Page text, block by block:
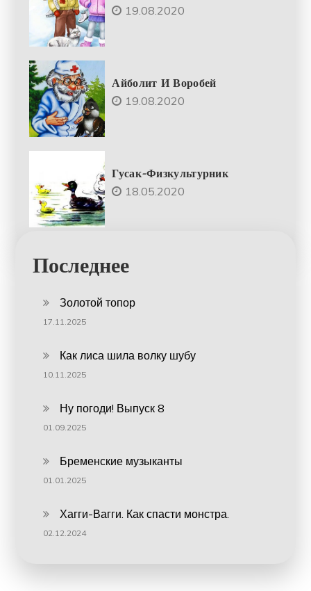
19.08.2020
Айболит И Воробей
19.08.2020
Гусак-Физкультурник
18.05.2020
Последнее
Золотой топор
17.11.2025
Как лиса шила волку шубу
10.11.2025
Ну погоди! Выпуск 8
01.09.2025
Бременские музыканты
01.01.2025
Хагги-Вагги. Как спасти монстра.
02.12.2024